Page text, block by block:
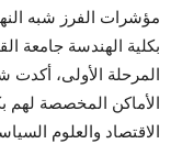
مؤشرات الفرز شبه
بكلية الهندسة جامعة
المرحلة الأولى، أكدت
الأماكن المخصصة لهم
الاقتصاد والعلوم